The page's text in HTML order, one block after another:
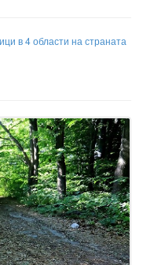
в 4 области на страната